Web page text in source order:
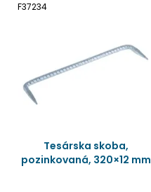
F37234
Tesárska skoba,
pozinkovaná, 320×12 mm